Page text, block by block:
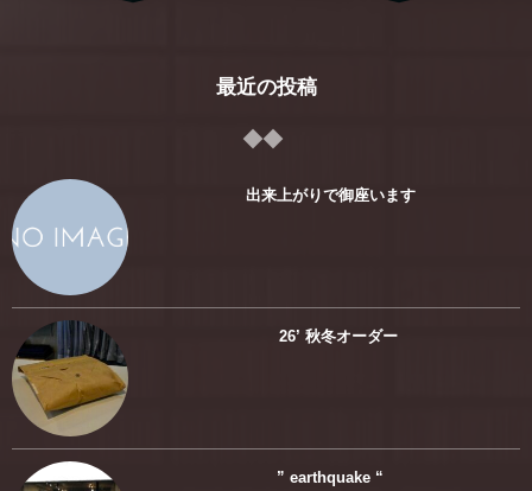
最近の投稿
出来上がりで御座います
26’ 秋冬オーダー
” earthquake “